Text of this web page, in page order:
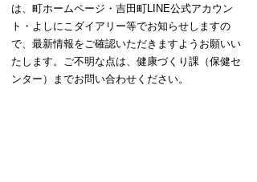
は、町ホームページ・吉田町LINE公式アカウン
ト・ よしにこ ダイアリー等でお知らせしますの
で、最新情報をご確認いただきますようお願いい
たします。 ご不明な点は、健康づくり課（保健セ
ンター）までお問い合わせください。